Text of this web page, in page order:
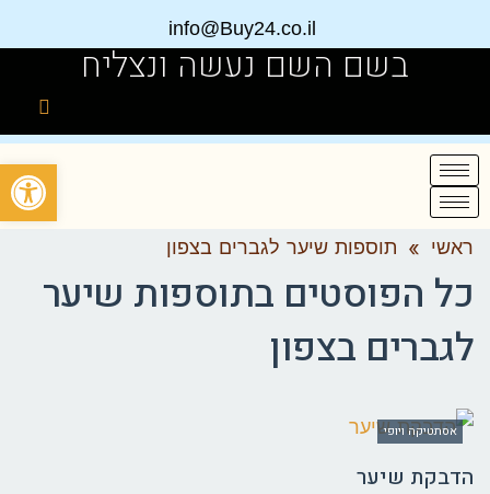
info@Buy24.co.il
בשם השם נעשה ונצליח
ראשי » תוספות שיער לגברים בצפון
כל הפוסטים בתוספות שיער
לגברים בצפון
אסתטיקה ויופי
הדבקת שיער